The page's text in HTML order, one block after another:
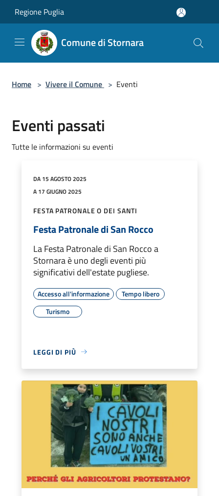
Regione Puglia
Comune di Stornara
Home > Vivere il Comune > Eventi
Eventi passati
Tutte le informazioni su eventi
DA 15 AGOSTO 2025
A 17 GIUGNO 2025
FESTA PATRONALE O DEI SANTI
Festa Patronale di San Rocco
La Festa Patronale di San Rocco a
Stornara è uno degli eventi più
significativi dell'estate pugliese.
Accesso all'informazione
Tempo libero
Turismo
LEGGI DI PIÙ